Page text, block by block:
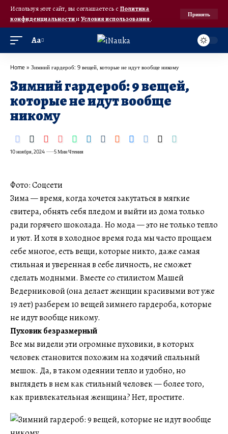
Используя этот сайт, вы соглашаетесь с Политика
конфиденциальностииУсловия использования.
Принять
Аа
Home » Зимний гардероб: 9 вещей, которые не идут вообще никому
Зимний гардероб: 9 вещей,
которые не идут вообще
никому
10 ноября, 2024 5 Мин Чтения
Фото: Соцсети
Зима — время, когда хочется закутаться в мягкие
свитера, обнять себя пледом и выйти из дома только
ради горячего шоколада. Но мода — это не только тепло
и уют. И хотя в холодное время года мы часто прощаем
себе многое, есть вещи, которые никто, даже самая
стильная и уверенная в себе личность, не сможет
сделать модными. Вместе со стилистом Машей
Ведерниковой (она делает женщин красивыми вот уже
19 лет) разберем 10 вещей зимнего гардероба, которые
не идут вообще никому.
Пуховик безразмерный
Все мы видели эти огромные пуховики, в которых
человек становится похожим на ходячий спальный
мешок. Да, в таком одеянии тепло и удобно, но
выглядеть в нем как стильный человек — более того,
как привлекательная женщина? Нет, простите.